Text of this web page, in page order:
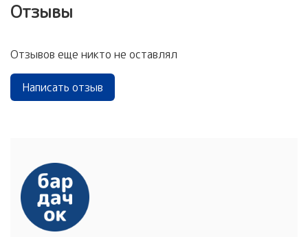
Отзывы
Отзывов еще никто не оставлял
Написать отзыв